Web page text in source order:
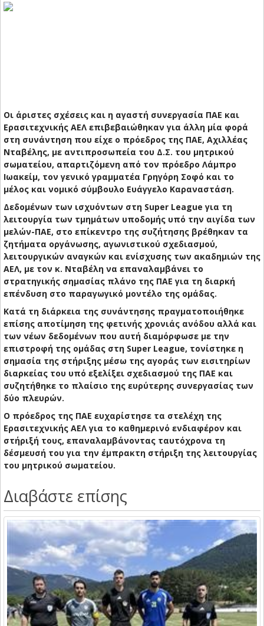
Οι άριστες σχέσεις και η αγαστή συνεργασία ΠΑΕ και
Ερασιτεχνικής ΑΕΛ επιβεβαιώθηκαν για άλλη μία φορά
στη συνάντηση που είχε ο πρόεδρος της ΠΑΕ, Αχιλλέας
Νταβέλης, με αντιπροσωπεία του Δ.Σ. του μητρικού
σωματείου, απαρτιζόμενη από τον πρόεδρο Λάμπρο
Ιωακείμ, τον γενικό γραμματέα Γρηγόρη Σοφό και το
μέλος και νομικό σύμβουλο Ευάγγελο Καραναστάση.
Δεδομένων των ισχυόντων στη Super League για τη
λειτουργία των τμημάτων υποδομής υπό την αιγίδα των
μελών-ΠΑΕ, στο επίκεντρο της συζήτησης βρέθηκαν τα
ζητήματα οργάνωσης, αγωνιστικού σχεδιασμού,
λειτουργικών αναγκών και ενίσχυσης των ακαδημιών της
ΑΕΛ, με τον κ. Νταβέλη να επαναλαμβάνει το
στρατηγικής σημασίας πλάνο της ΠΑΕ για τη διαρκή
επένδυση στο παραγωγικό μοντέλο της ομάδας.
Κατά τη διάρκεια της συνάντησης πραγματοποιήθηκε
επίσης αποτίμηση της φετινής χρονιάς ανόδου αλλά και
των νέων δεδομένων που αυτή διαμόρφωσε με την
επιστροφή της ομάδας στη Super League, τονίστηκε η
σημασία της στήριξης μέσω της αγοράς των εισιτηρίων
διαρκείας του υπό εξελίξει σχεδιασμού της ΠΑΕ και
συζητήθηκε το πλαίσιο της ευρύτερης συνεργασίας των
δύο πλευρών.
Ο πρόεδρος της ΠΑΕ ευχαρίστησε τα στελέχη της
Ερασιτεχνικής ΑΕΛ για το καθημερινό ενδιαφέρον και
στήριξή τους, επαναλαμβάνοντας ταυτόχρονα τη
δέσμευσή του για την έμπρακτη στήριξη της λειτουργίας
του μητρικού σωματείου.
Διαβάστε επίσης